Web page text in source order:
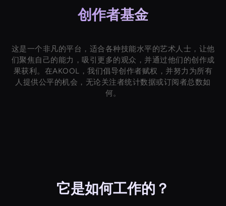
创作者基金
这是一个非凡的平台，适合各种技能水平的艺术人士，让他
们聚焦自己的能力，吸引更多的观众，并通过他们的创作成
果获利。在AKOOL，我们倡导创作者赋权，并努力为所有
人提供公平的机会，无论关注者统计数据或订阅者总数如
何。
它是如何工作的？